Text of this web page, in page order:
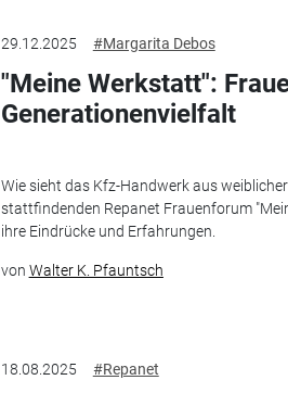
29.12.2025 #Margarita Debos
"Meine Werkstatt":
Generationenvielfalt
Wie sieht das Kfz-Handwerk aus
stattfindenden Repanet Frauenforum
ihre Eindrücke und Erfahrungen.
von Walter K. Pfauntsch
18.08.2025 #Repanet